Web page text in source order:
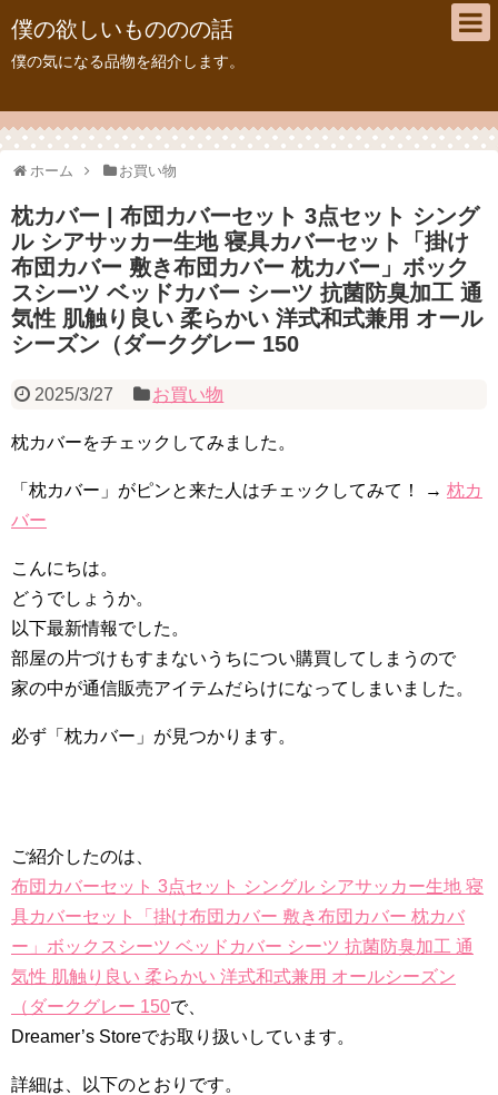
僕の欲しいもののの話
僕の気になる品物を紹介します。
ホーム お買い物
枕カバー | 布団カバーセット 3点セット シング
ル シアサッカー生地 寝具カバーセット「掛け
布団カバー 敷き布団カバー 枕カバー」ボック
スシーツ ベッドカバー シーツ 抗菌防臭加工 通
気性 肌触り良い 柔らかい 洋式和式兼用 オール
シーズン（ダークグレー 150
2025/3/27 お買い物
枕カバーをチェックしてみました。
「枕カバー」がピンと来た人はチェックしてみて！ → 枕カ
バー
こんにちは。
どうでしょうか。
以下最新情報でした。
部屋の片づけもすまないうちについ購買してしまうので
家の中が通信販売アイテムだらけになってしまいました。
必ず「枕カバー」が見つかります。
ご紹介したのは、
布団カバーセット 3点セット シングル シアサッカー生地 寝
具カバーセット「掛け布団カバー 敷き布団カバー 枕カバ
ー」ボックスシーツ ベッドカバー シーツ 抗菌防臭加工 通
気性 肌触り良い 柔らかい 洋式和式兼用 オールシーズン
（ダークグレー 150で、
Dreamer’s Storeでお取り扱いしています。
詳細は、以下のとおりです。